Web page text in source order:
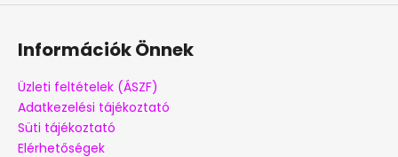
j
k
SZERENCSESÜTI
Információk Önnek
Üzleti feltételek (ÁSZF)
Adatkezelési tájékoztató
Süti tájékoztató
Elérhetőségek